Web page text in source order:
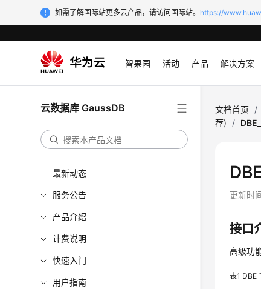
如需了解国际站更多云产品，请访问国际站。 https://
智果园 活动 产品 解决方案
云数据库 GaussDB
最新动态
服务公告
产品介绍
计费说明
快速入门
用户指南
文档首页 /
荐)
/
更新时
接口
高级功
表1